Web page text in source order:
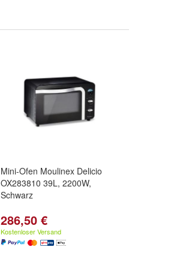
Mini-Ofen Moulinex Delicio
OX283810 39L, 2200W,
Schwarz
286,50 €
Kostenloser Versand